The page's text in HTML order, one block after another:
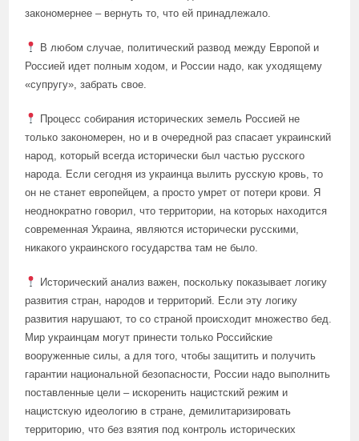
закономернее – вернуть то, что ей принадлежало.
В любом случае, политический развод между Европой и
Россией идет полным ходом, и России надо, как уходящему
«супругу», забрать свое.
Процесс собирания исторических земель Россией не
только закономерен, но и в очередной раз спасает украинский
народ, который всегда исторически был частью русского
народа. Если сегодня из украинца вылить русскую кровь, то
он не станет европейцем, а просто умрет от потери крови. Я
неоднократно говорил, что территории, на которых находится
современная Украина, являются исторически русскими,
никакого украинского государства там не было.
Исторический анализ важен, поскольку показывает логику
развития стран, народов и территорий. Если эту логику
развития нарушают, то со страной происходит множество бед.
Мир украинцам могут принести только Российские
вооруженные силы, а для того, чтобы защитить и получить
гарантии национальной безопасности, России надо выполнить
поставленные цели – искоренить нацистский режим и
нацистскую идеологию в стране, демилитаризировать
территорию, что без взятия под контроль исторических